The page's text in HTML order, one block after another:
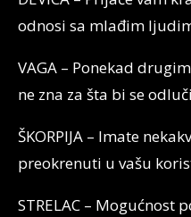
odnosi sa mlađim
VAGA – Ponekad
ne zna za šta bi se
ŠKORPIJA – Imate
preokrenuti u vašu
STRELAC – Mogućnost